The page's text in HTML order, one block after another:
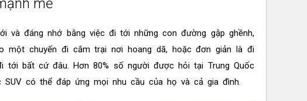
mẽ
và đáng nhớ bằng việc đi tới những con đường gập ghềnh,
một chuyến đi cắm trại nơi hoang dã, hoặc đơn giản là đi
bất cứ đâu. Hơn 80% số người được hỏi tại Trung Quốc
có thể đáp ứng mọi nhu cầu của họ và cả gia đình.